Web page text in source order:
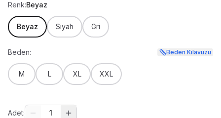
Renk:Beyaz
Beyaz Siyah Gri
Beden: Beden Kılavuzu
M L XL XXL
Adet: 1